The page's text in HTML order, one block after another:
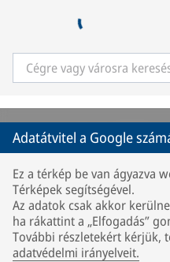
Adatátvitel a Google
Ez a térkép be van ágyazva
Térképek segítségével.
Az adatok csak akkor
ha rákattint a „Elfogadás”
További részletekért kérjük,
adatvédelmi irányelveit.